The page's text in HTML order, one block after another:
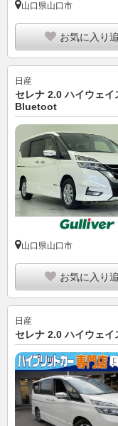
山口県山口市
お気に入り
日産
セレナ 2.0 ハイウェ
Bluetoot
山口県山口市
お気に入り
日産
セレナ 2.0 ハイウェイ